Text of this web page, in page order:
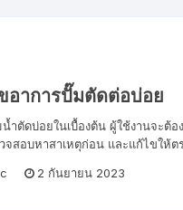
อาการปั๊มตัดต่อบ่อย
ำตัดบ่อยในเบื้องต้น ผู้ใช้งานจะต้อ
จสอบหาสาเหตุก่อน และแก้ไขให้ต
2 กันยายน 2023